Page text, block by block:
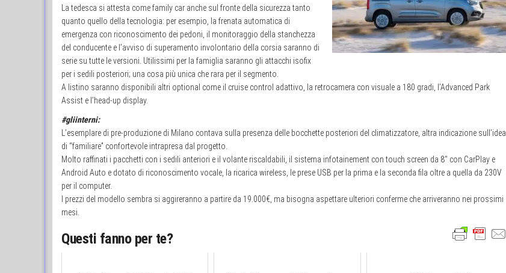
La tedesca si attesta come family car anche sul fronte della sicurezza tanto
quanto quello della tecnologia: per esempio, la frenata automatica di
emergenza con riconoscimento dei pedoni, il monitoraggio della stanchezza
del conducente e l’avviso di superamento involontario della corsia saranno di
serie su tutte le versioni. Utilissimi per la famiglia saranno gli attacchi isofix
per i sedili posteriori; una cosa più unica che rara per il segmento.
A listino saranno disponibili altri optional come il cruise control adattivo, la retrocamera con visuale a 180 gradi, l’Advanced Park
Assist e l’head-up display.
#gliinterni:
L’esemplare di pre-produzione di Milano contava sulla presenza delle bocchette posteriori del climatizzatore, altra indicazione sull’idea
di “familiare” confortevole intrapresa dal progetto.
Molto raffinati i pacchetti con i sedili anteriori e il volante riscaldabili, il sistema infotainement con touch screen da 8″ con CarPlay e
Android Auto e dotato di riconoscimento vocale, la ricarica wireless, le prese USB per la prima e la seconda fila oltre a quella da 230V
per il computer.
I prezzi del modello sembra si aggireranno a partire da 19.000€, ma bisogna aspettare ulteriori conferme che arriveranno nei prossimi
mesi.
Questi fanno per te?